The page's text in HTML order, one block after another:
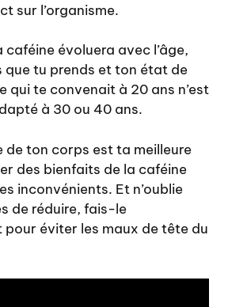
sur l’organisme.
caféine évoluera avec l’âge,
que tu prends et ton état de
qui te convenait à 20 ans n’est
à 30 ou 40 ans.
de ton corps est ta meilleure
des bienfaits de la caféine
inconvénients. Et n’oublie
de réduire, fais-le
pour éviter les maux de tête du